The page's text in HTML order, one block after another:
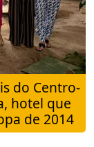
do Centro-
hotel que
de 2014